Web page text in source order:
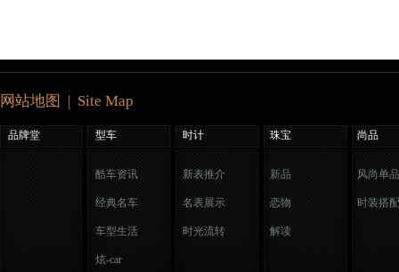
网站地图 | Site Map
品牌堂 型车 时计 珠宝 尚品
酷车资讯
经典名车
车型生活
炫-car
新表推介
名表展示
时光流转
新品
恋物
解读
风尚单品
时装搭配